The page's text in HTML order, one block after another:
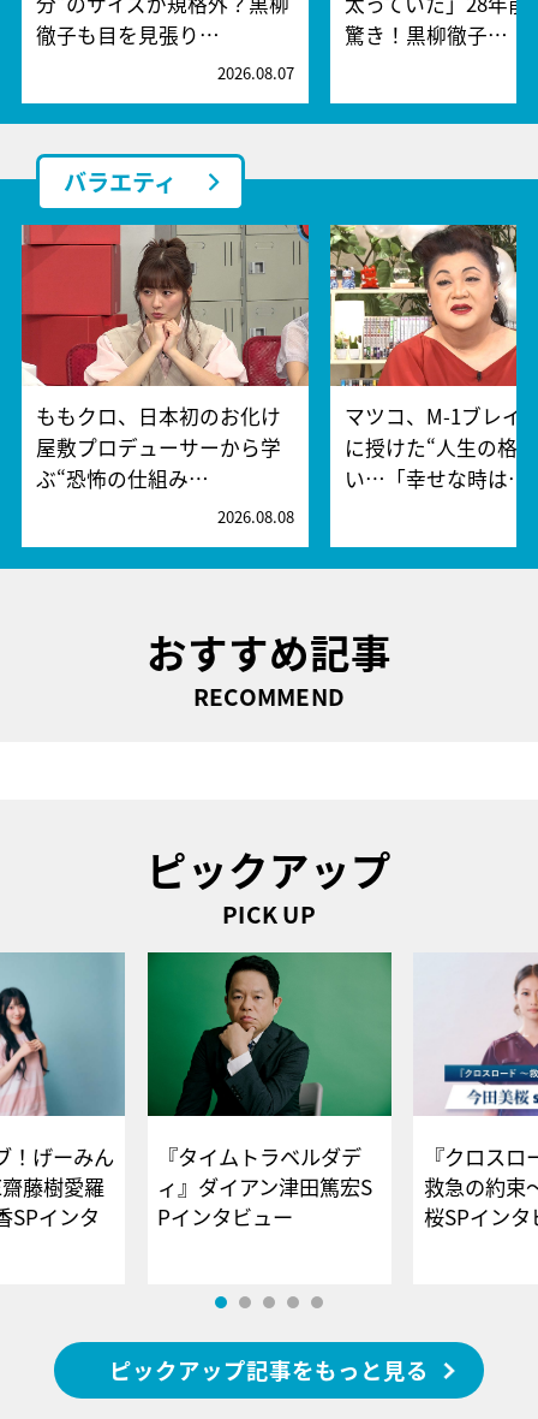
徹子も目を見張り…
2026.08.07
驚き！黒柳徹子…
バラエティ
ももクロ、日本初のお化け
屋敷プロデューサーから学
ぶ“恐怖の仕組み…
2026.08.08
マツコ、M-1ブレイ
に授けた“人生の格
い…「幸せな時は…
おすすめ記事
RECOMMEND
ピックアップ
PICK UP
！げーみん
藤樹愛羅
SPインタ
『タイムトラベルダデ
ィ』ダイアン津田篤宏S
Pインタビュー
『クロス
救急の約束
桜SPイ
ピックアップ記事をもっと見る